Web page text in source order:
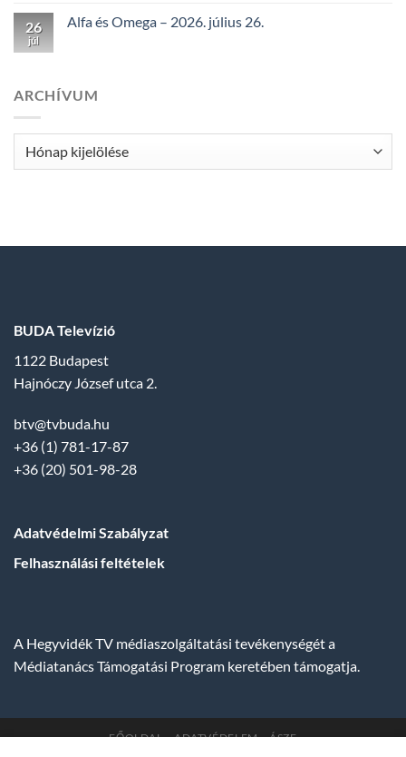
26
júl
Alfa és Omega – 2026. július 26.
ARCHÍVUM
Archívum
BUDA Televízió
1122 Budapest
Hajnóczy József utca 2.
btv@tvbuda.hu
+36 (1) 781-17-87
+36 (20) 501-98-28
Adatvédelmi Szabályzat
Felhasználási feltételek
A Hegyvidék TV médiaszolgáltatási tevékenységét a
Médiatanács Támogatási Program keretében támogatja.
FŐOLDAL ADATVÉDELEM ÁSZF